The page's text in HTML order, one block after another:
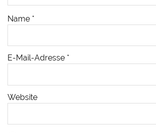
Name *
E-Mail-Adresse *
Website